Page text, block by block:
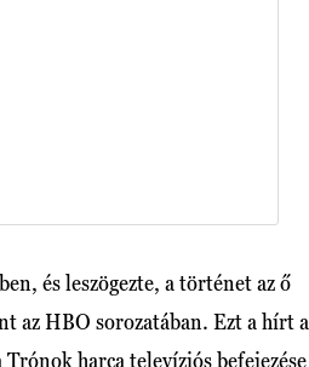
és leszögezte, a történet az ő
az HBO sorozatában. Ezt a hírt a
harca televíziós befejezése